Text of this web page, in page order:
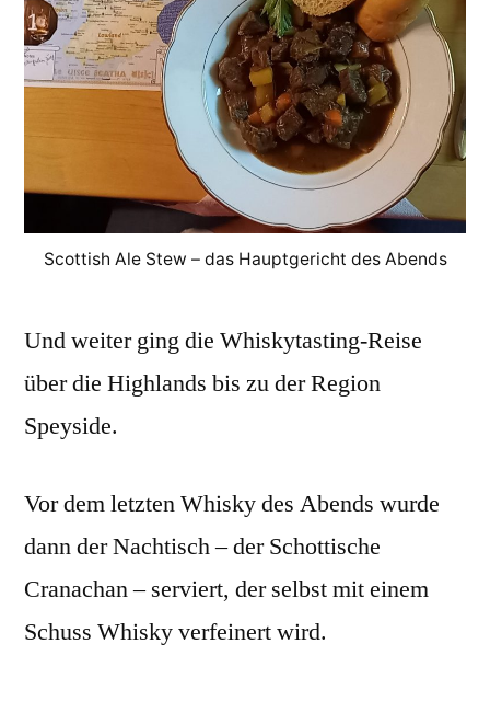
Scottish Ale Stew – das Hauptgericht des Abends
Und weiter ging die Whiskytasting-Reise
über die Highlands bis zu der Region
Speyside.
Vor dem letzten Whisky des Abends wurde
dann der Nachtisch – der Schottische
Cranachan – serviert, der selbst mit einem
Schuss Whisky verfeinert wird.